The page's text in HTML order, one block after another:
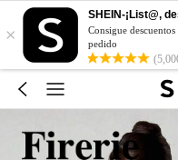
×
SHEIN-¡List@,
Consigue
pedido